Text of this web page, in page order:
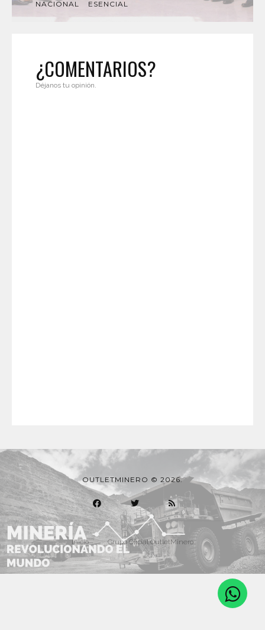
NACIONAL ESENCIAL
¿COMENTARIOS?
Déjanos tu opinión.
OUTLETMINERO © 2026.
Inicio Grupo Oficial OutletMinero